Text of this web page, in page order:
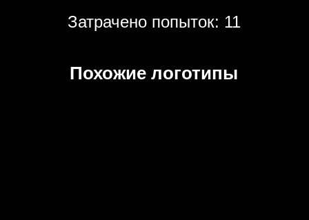
Затрачено попыток: 11
Похожие логотипы